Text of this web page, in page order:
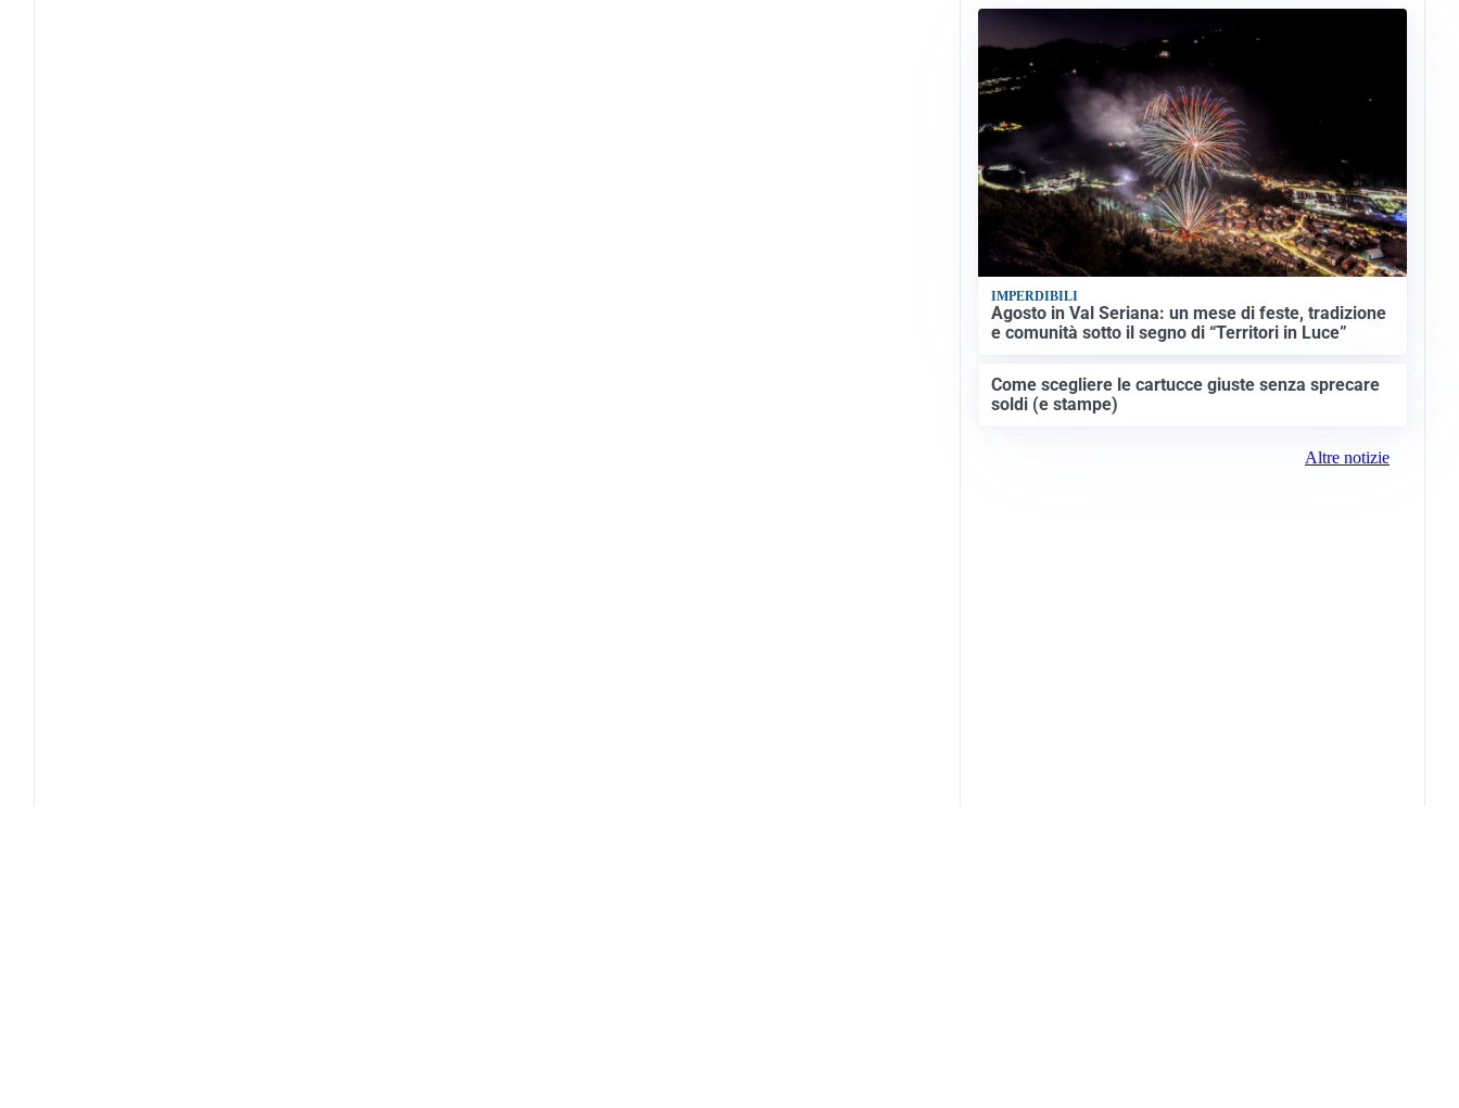
IMPERDIBILI
Agosto in Val Seriana: un mese di feste, tradizione
e comunità sotto il segno di “Territori in Luce”
Come scegliere le cartucce giuste senza sprecare
soldi (e stampe)
Altre notizie